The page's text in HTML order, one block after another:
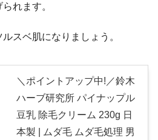
れます。
スベ肌になりましょう。
＼ポイントアップ中!／鈴木
ハーブ研究所 パイナップル
豆乳 除毛クリーム 230g 日
本製 | ムダ毛 ムダ毛処理 男